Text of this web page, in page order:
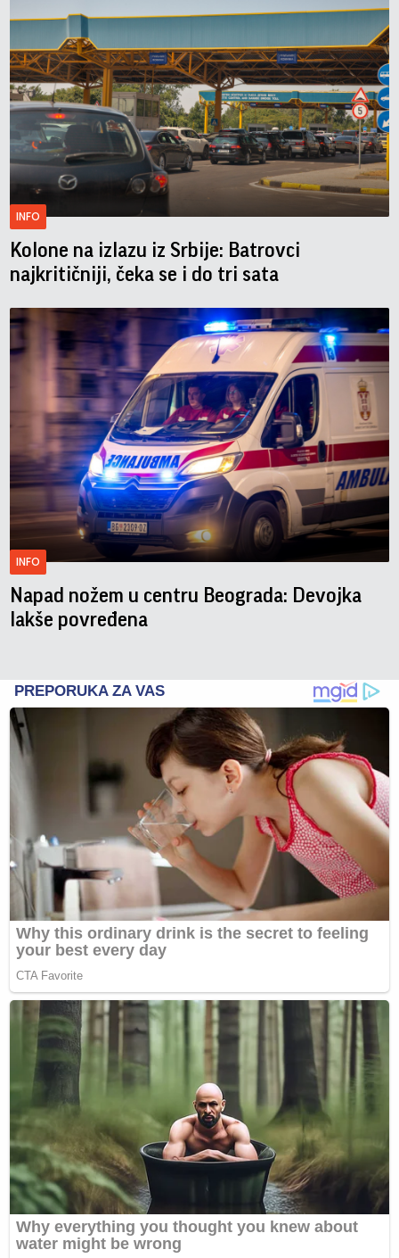
INFO
Kolone na izlazu iz Srbije: Batrovci
najkritičniji, čeka se i do tri sata
INFO
Napad nožem u centru Beograda: Devojka
lakše povređena